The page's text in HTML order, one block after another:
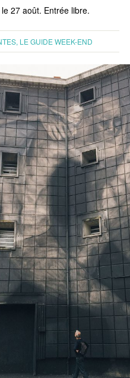
27 août. Entrée libre.
LE GUIDE WEEK-END